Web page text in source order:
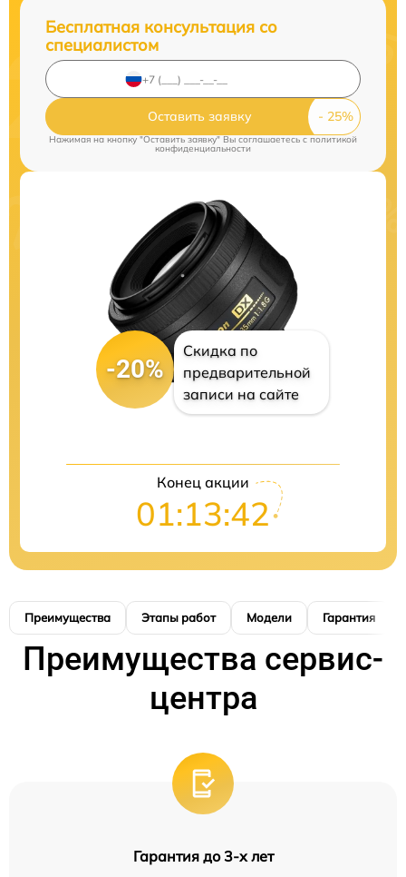
Бесплатная консультация со
специалистом
Оставить заявку
Нажимая на кнопку "Оставить заявку" Вы соглашаетесь cполитикой
конфиденциальности
-20%
Скидка по
предварительной
записи на сайте
Конец акции
01:13:41
Преимущества Этапы работ Модели Гарантия
Преимущества сервис-
центра
Гарантия до 3-х лет